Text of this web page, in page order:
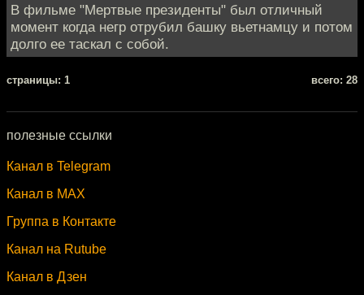
В фильме "Мертвые президенты" был отличный
момент когда негр отрубил башку вьетнамцу и потом
долго ее таскал с собой.
cтраницы: 1 всего: 28
полезные ссылки
Канал в Telegram
Канал в MAX
Группа в Контакте
Канал на Rutube
Канал в Дзен